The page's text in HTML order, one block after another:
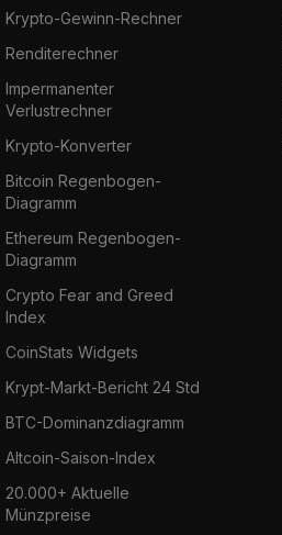
Krypto-Gewinn-Rechner
Renditerechner
Impermanenter
Verlustrechner
Krypto-Konverter
Bitcoin Regenbogen-
Diagramm
Ethereum Regenbogen-
Diagramm
Crypto Fear and Greed
Index
CoinStats Widgets
Krypt-Markt-Bericht 24 Std
BTC-Dominanzdiagramm
Altcoin-Saison-Index
20.000+ Aktuelle
Münzpreise